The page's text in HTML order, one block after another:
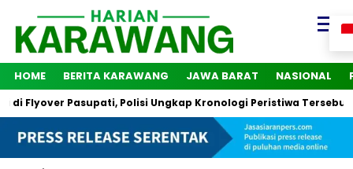
HOME BERITA KARAWANG JAWA BARAT NASIONAL
Pasupati, Polisi Ungkap Kronologi Peristiwa Tersebut